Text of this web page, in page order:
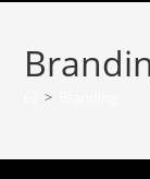
>